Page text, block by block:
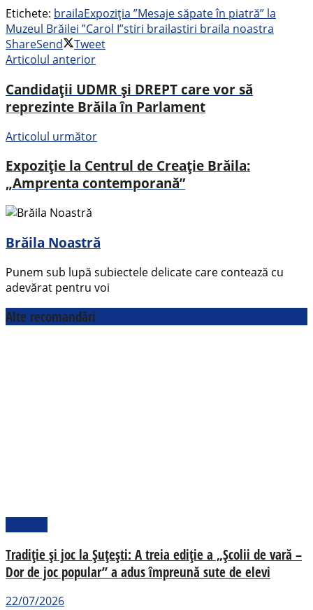
Etichete: brailaExpoziția ”Mesaje săpate în piatră” la
Muzeul Brăilei ”Carol I”stiri brailastiri braila noastra
ShareSend
Tweet
Articolul anterior
Candidații UDMR și DREPT care vor să
reprezinte Brăila în Parlament
Articolul următor
Expoziție la Centrul de Creație Brăila:
„Amprenta contemporană”
Brăila Noastră
Punem sub lupă subiectele delicate care contează cu
adevărat pentru voi
Alte recomandări
Tradiție și joc la Șuțești: A treia ediție a „Școlii de vară –
Dor de joc popular” a adus împreună sute de elevi
22/07/2026